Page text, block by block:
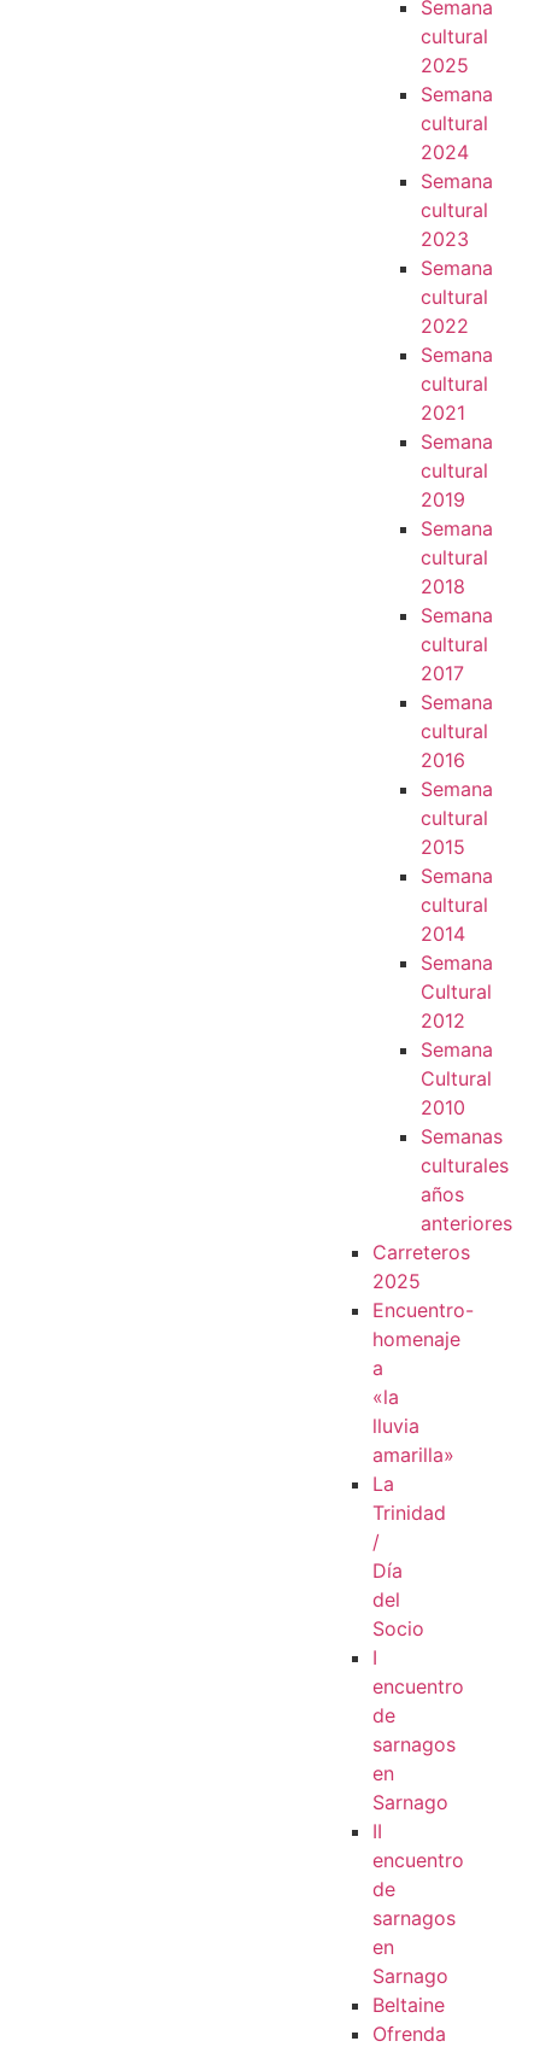
Semana
cultural
2025
Semana
cultural
2024
Semana
cultural
2023
Semana
cultural
2022
Semana
cultural
2021
Semana
cultural
2019
Semana
cultural
2018
Semana
cultural
2017
Semana
cultural
2016
Semana
cultural
2015
Semana
cultural
2014
Semana
Cultural
2012
Semana
Cultural
2010
Semanas
culturales
años
anteriores
Carreteros
2025
Encuentro-
homenaje
a
«la
lluvia
amarilla»
La
Trinidad
/
Día
del
Socio
I
encuentro
de
sarnagos
en
Sarnago
II
encuentro
de
sarnagos
en
Sarnago
Beltaine
Ofrenda